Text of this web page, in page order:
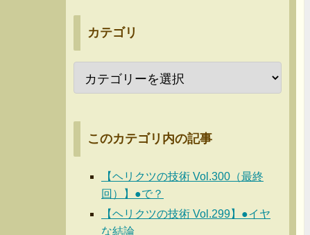
カテゴリ
このカテゴリ内の記事
【ヘリクツの技術 Vol.300（最終
回）】●で？
【ヘリクツの技術 Vol.299】●イヤ
な結論